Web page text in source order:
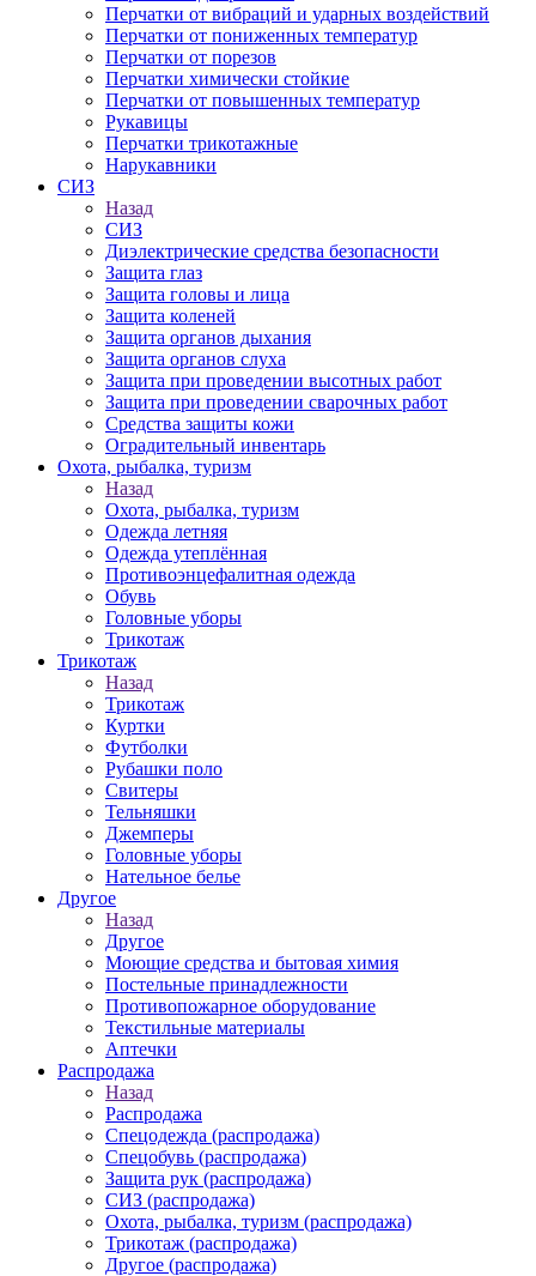
Перчатки от вибраций и ударных воздействий
Перчатки от пониженных температур
Перчатки от порезов
Перчатки химически стойкие
Перчатки от повышенных температур
Рукавицы
Перчатки трикотажные
Нарукавники
СИЗ
Назад
СИЗ
Диэлектрические средства безопасности
Защита глаз
Защита головы и лица
Защита коленей
Защита органов дыхания
Защита органов слуха
Защита при проведении высотных работ
Защита при проведении сварочных работ
Средства защиты кожи
Оградительный инвентарь
Охота, рыбалка, туризм
Назад
Охота, рыбалка, туризм
Одежда летняя
Одежда утеплённая
Противоэнцефалитная одежда
Обувь
Головные уборы
Трикотаж
Трикотаж
Назад
Трикотаж
Куртки
Футболки
Рубашки поло
Свитеры
Тельняшки
Джемперы
Головные уборы
Нательное белье
Другое
Назад
Другое
Моющие средства и бытовая химия
Постельные принадлежности
Противопожарное оборудование
Текстильные материалы
Аптечки
Распродажа
Назад
Распродажа
Спецодежда (распродажа)
Спецобувь (распродажа)
Защита рук (распродажа)
СИЗ (распродажа)
Охота, рыбалка, туризм (распродажа)
Трикотаж (распродажа)
Другое (распродажа)